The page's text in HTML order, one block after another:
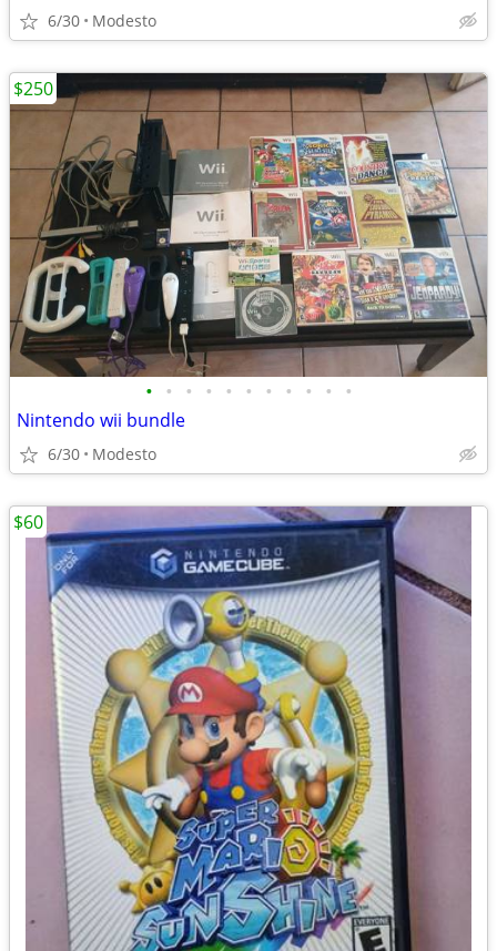
6/30 Modesto
• • • • • • • • • • •
Nintendo wii bundle
6/30 Modesto
$250
$60